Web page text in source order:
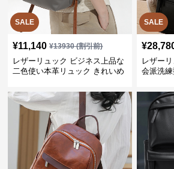
SALE
¥11,140 ¥13930(割引前)
レザーリュック ビジネス上品な
二色使い本革リュック きれいめ
SALE
¥
レザー
会派洗